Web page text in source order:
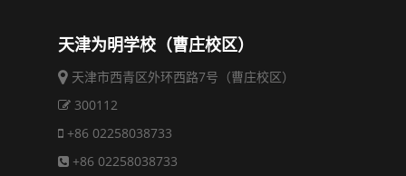
天津为明学校（曹庄校区）
天津市西青区外环西路7号（曹庄校区）
300112
+86 02258038733
+86 02258038733